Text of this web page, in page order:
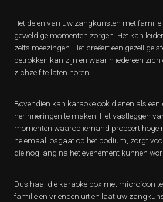
Het delen van uw zangkunsten met
geweldige momenten zorgen. Het kan
zelfs meezingen. Het creëert een gezellige
betrokken kan zijn en waarin iedereen
zichzelf te laten horen.
Bovendien kan karaoke ook dienen als
herinneringen te maken. Het vastleggen
momenten waarop iemand probeert hoge
helemaal losgaat op het podium, zorgt
die nog lang na het evenement kunnen
Dus haal die karaoke box met microfoon
familie en vrienden uit en laat uw